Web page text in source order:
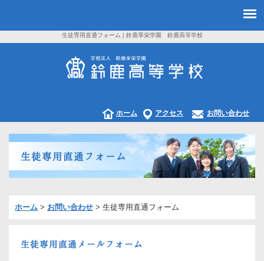
生徒専用直通フォーム | 鈴鹿享栄学園 鈴鹿高等学校
お問い合わせ
アクセス
ホーム
生徒専用直通フォーム
ホーム > お問い合わせ > 生徒専用直通フォーム
生徒専用直通メールフォーム